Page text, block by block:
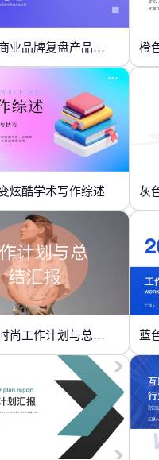
蓝色商务商业品牌复盘产品工作总结 橙
炫酷学术写作综述 灰
红色简约时尚工作计划与总结汇报 蓝